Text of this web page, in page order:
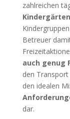
zahlreichen
Kindergärten
Betreuer
auch genug
den
den idealen
dar.